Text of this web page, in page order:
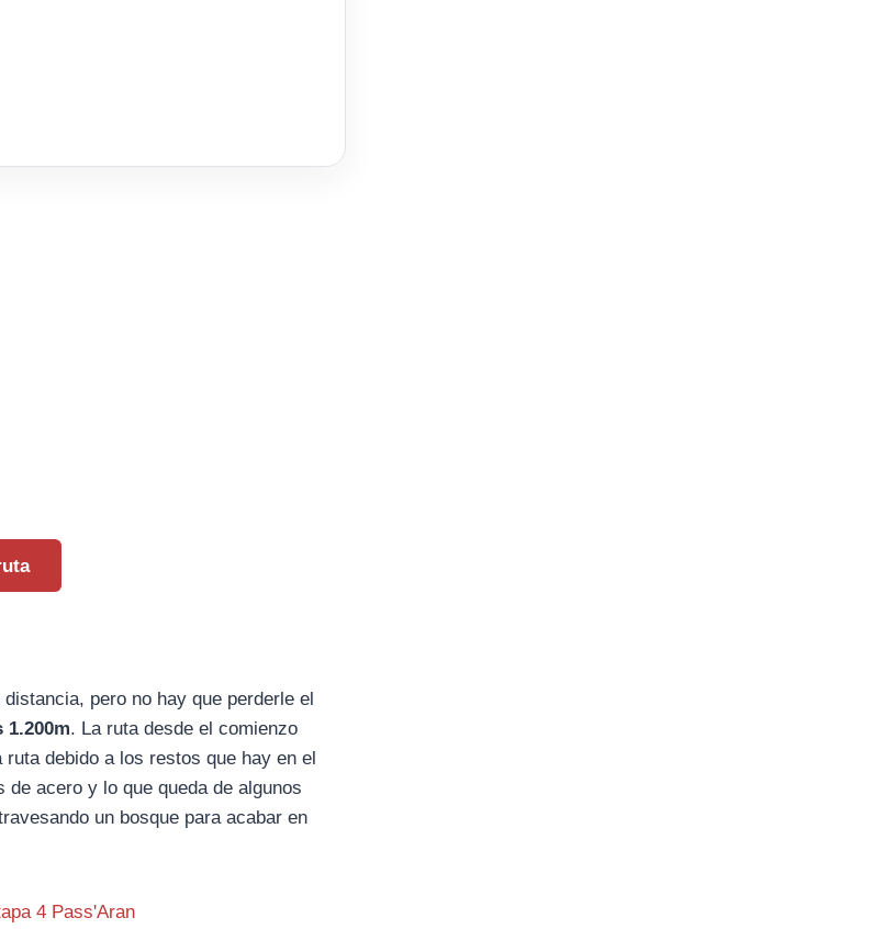
pero no hay que perderle el
. La ruta desde el comienzo
debido a los restos que hay en el
de acero y lo que queda de algunos
un bosque para acabar en